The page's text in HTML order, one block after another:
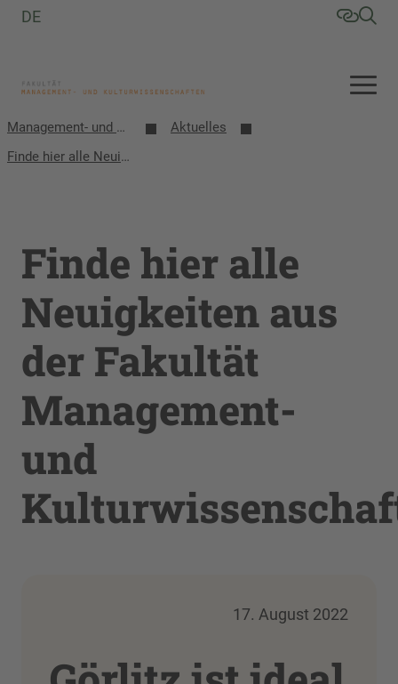
DE
Management- und Kulturwissenschaften
Aktuelles
Finde hier alle Neuigkeiten aus der Fakultät Management- und Kulturwissenschaften
Finde hier alle
Neuigkeiten aus
der Fakultät
Management-
und
17. August 2022